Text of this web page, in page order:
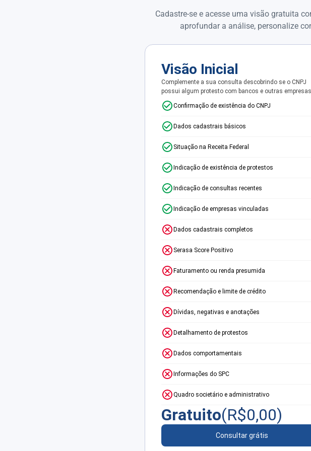
Cadastre-se e acesse uma visão gratuita
aprofundar a análise, personalize
Visão Inicial
Complemente a sua consulta descobrindo se o CNPJ
possui algum protesto com bancos e outras empresas.
Confirmação de existência do CNPJ
Dados cadastrais básicos
Situação na Receita Federal
Indicação de existência de protestos
Indicação de consultas recentes
Indicação de empresas vinculadas
Dados cadastrais completos
Serasa Score Positivo
Faturamento ou renda presumida
Recomendação e limite de crédito
Dívidas, negativas e anotações
Detalhamento de protestos
Dados comportamentais
Informações do SPC
Quadro societário e administrativo
Gratuito(R$0,00)
Consultar grátis